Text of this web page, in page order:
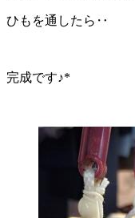
ひもを通したら‥
完成です♪*